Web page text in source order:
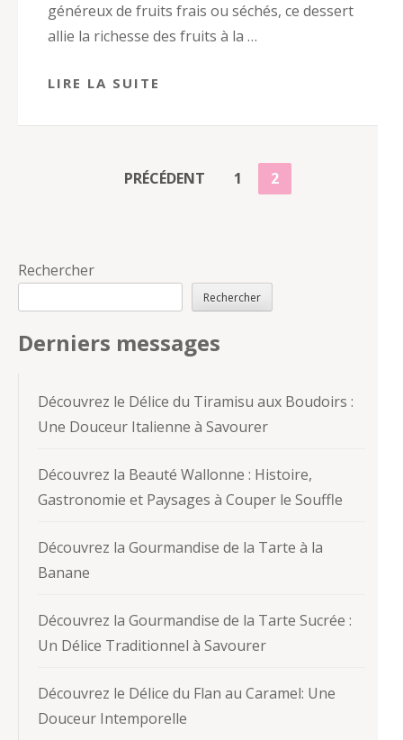
généreux de fruits frais ou séchés, ce dessert
allie la richesse des fruits à la …
LIRE LA SUITE
PAGINATIONPRÉCÉDENT PAGE
1 PAGE
2
Rechercher
Rechercher
Derniers messages
Découvrez le Délice du Tiramisu aux Boudoirs :
Une Douceur Italienne à Savourer
Découvrez la Beauté Wallonne : Histoire,
Gastronomie et Paysages à Couper le Souffle
Découvrez la Gourmandise de la Tarte à la
Banane
Découvrez la Gourmandise de la Tarte Sucrée :
Un Délice Traditionnel à Savourer
Découvrez le Délice du Flan au Caramel: Une
Douceur Intemporelle